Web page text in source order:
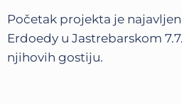
Početak projekta je
Erdoedy u Jastrebarskom
njihovih gostiju.